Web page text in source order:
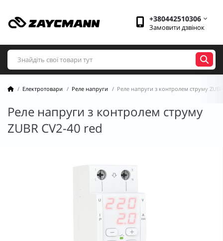
+380442510306
Замовити дзвінок
Електротовари Реле напруги Реле напруги з контролем струму
Реле напруги з контролем струму
ZUBR CV2-40 red